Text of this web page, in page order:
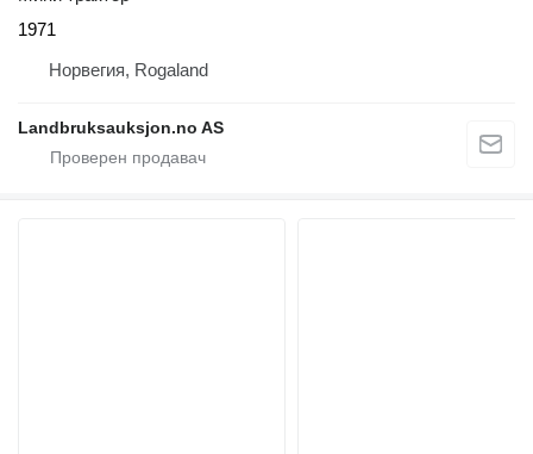
1971
Норвегия, Rogaland
Landbruksauksjon.no AS